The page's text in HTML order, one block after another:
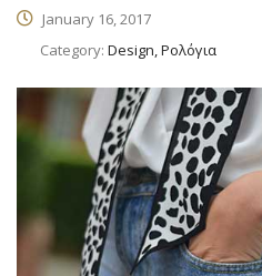
January 16, 2017
Category: Design, Ρολόγια